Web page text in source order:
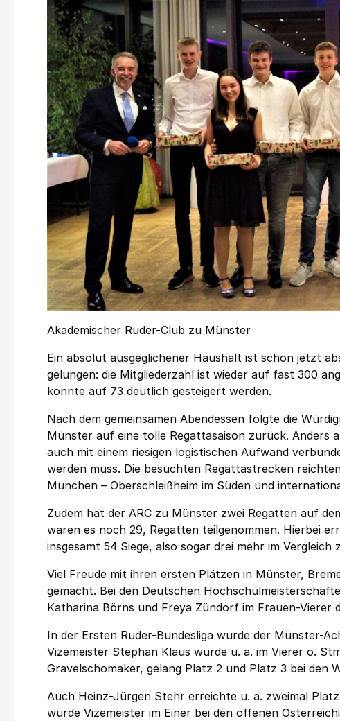
Akademischer Ruder-Club zu Münster
Ein absolut ausgeglichener Haushalt ist schon jetzt
gelungen: die Mitgliederzahl ist wieder auf fast 300
konnte auf 73 deutlich gesteigert werden.
Nach dem gemeinsamen Abendessen folgte die
Münster auf eine tolle Regattasaison zurück. Anders
auch mit einem riesigen logistischen Aufwand
werden muss. Die besuchten Regattastrecken
München – Oberschleißheim im Süden und
Zudem hat der ARC zu Münster zwei Regatten auf
waren es noch 29, Regatten teilgenommen. Hierbei
insgesamt 54 Siege, also sogar drei mehr im Vergleich
Viel Freude mit ihren ersten Plätzen in Münster,
gemacht. Bei den Deutschen
Katharina Börns und Freya Zündorf im Frauen-Vierer
In der Ersten Ruder-Bundesliga wurde der Münster-
Vizemeister Stephan Klaus wurde u. a. im Vierer o.
Gravelschomaker, gelang Platz 2 und Platz 3 bei den
Auch Heinz-Jürgen Stehr erreichte u. a. zweimal
wurde Vizemeister im Einer bei den offenen